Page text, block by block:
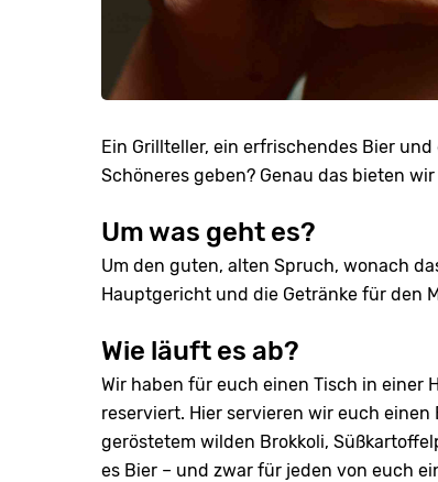
Ein Grillteller, ein erfrischendes Bier
Schöneres geben? Genau das bieten
Um was geht es?
Um den guten, alten Spruch, wonach
Hauptgericht und die Getränke für den
Wie läuft es ab?
Wir haben für euch einen Tisch in einer
reserviert. Hier servieren wir euch
geröstetem wilden Brokkoli,
es Bier – und zwar für jeden von euch